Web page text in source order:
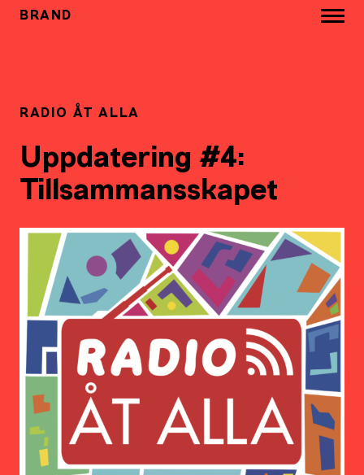
BRAND
RADIO ÅT ALLA
Uppdatering #4:
Tillsammansskapet